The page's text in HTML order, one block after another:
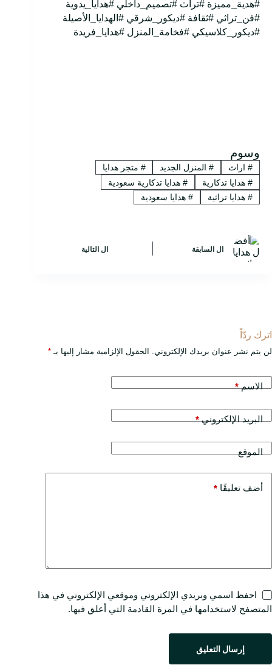
#هدية_مميزة #تراث #تصميم_داخلي #هدايا_يدوية
#فن_تراثي #ثقافة #ديكور_شرقي #الهدايا_الأصيلة
#ديكور_كلاسيكي #فخامة_المنزل #هدايا_فريدة
وسوم
#اراث #المنزل الجديد # متجر هدايا
#هدايا تذكارية #هدايا تذكارية سعودية
#هدايا تراثية #هدايا سعودية
ال السابقة ال التالية
اترك ردّاً
لن يتم نشر عنوان بريدك الإلكتروني. الحقول الإلزامية مشار إليها بـ *
الاسم*
البريد الإلكتروني*
الموقع
أضف تعليقًا *
احفظ اسمي وبريدي الإلكتروني وموقعي الإلكتروني في هذا
المتصفح لاستخدامها في المرة القادمة التي أعلق فيها.
إرسال التعليق